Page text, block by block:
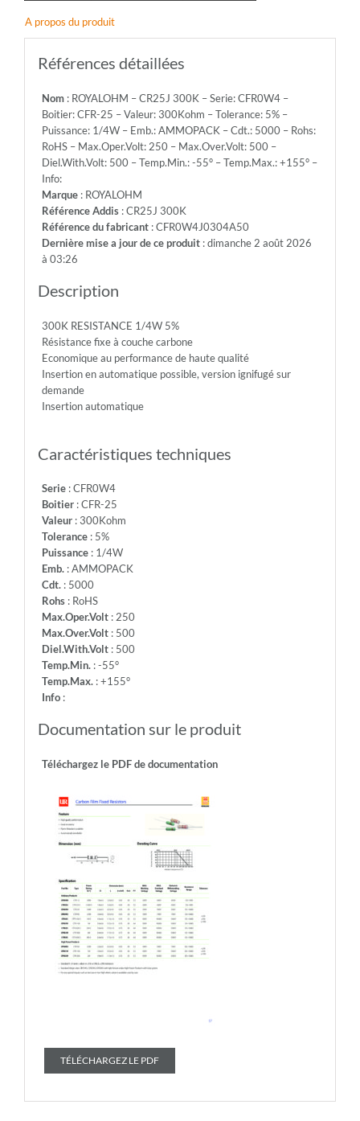
Emb.:
AMMOPACK
-
5000
-
Rohs:
RoHS
250
-
Max.Over.Volt:
500
Temp.Min.:
-55°
-
Temp.Max.:
-
A propos du produit
Références détaillées
Nom: ROYALOHM – CR25J 300K – Serie: CFR0W4 –
Boitier: CFR-25 – Valeur: 300Kohm – Tolerance: 5% –
Puissance: 1/4W – Emb.: AMMOPACK – Cdt.: 5000 – Rohs:
RoHS – Max.Oper.Volt: 250 – Max.Over.Volt: 500 –
Diel.With.Volt: 500 – Temp.Min.: -55° – Temp.Max.: +155° –
Info:
Marque: ROYALOHM
Référence Addis: CR25J 300K
Référence du fabricant: CFR0W4J0304A50
Dernière mise a jour de ce produit: dimanche 2 août 2026
à 03:26
Description
300K RESISTANCE 1/4W 5%
Résistance fixe à couche carbone
Economique au performance de haute qualité
Insertion en automatique possible, version ignifugé sur
demande
Insertion automatique
Caractéristiques techniques
Serie: CFR0W4
Boitier: CFR-25
Valeur: 300Kohm
Tolerance: 5%
Puissance: 1/4W
Emb.: AMMOPACK
Cdt.: 5000
Rohs: RoHS
Max.Oper.Volt: 250
Max.Over.Volt: 500
Diel.With.Volt: 500
Temp.Min.: -55°
Temp.Max.: +155°
Info:
Documentation sur le produit
Téléchargez le PDF de documentation
TÉLÉCHARGEZ LE PDF